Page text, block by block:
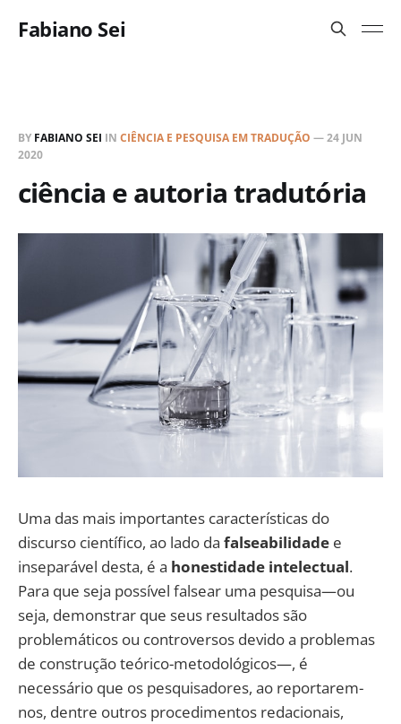
Fabiano Sei
BY FABIANO SEI IN CIÊNCIA E PESQUISA EM TRADUÇÃO —24 JUN
2020
ciência e autoria tradutória
Uma das mais importantes características do
discurso científico, ao lado da falseabilidade e
inseparável desta, é a honestidade intelectual.
Para que seja possível falsear uma pesquisa—ou
seja, demonstrar que seus resultados são
problemáticos ou controversos devido a problemas
de construção teórico-metodológicos—, é
necessário que os pesquisadores, ao reportarem-
nos, dentre outros procedimentos redacionais,